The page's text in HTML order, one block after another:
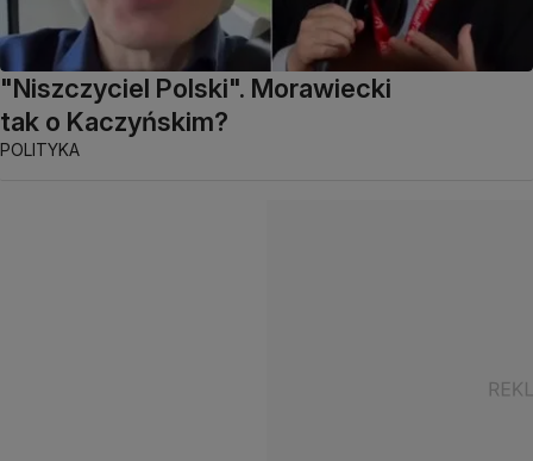
"Niszczyciel Polski". Morawiecki
tak o Kaczyńskim?
POLITYKA